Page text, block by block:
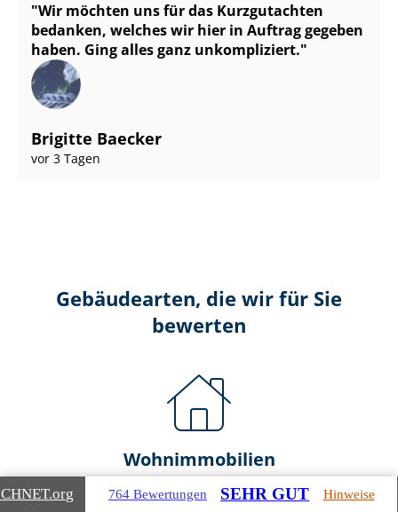
Wir möchten uns für das Kurzgutachten
bedanken, welches wir hier in Auftrag gegeben
haben. Ging alles ganz unkompliziert.
Brigitte Baecker
vor 3 Tagen
Gebäudearten, die wir für Sie
bewerten
Wohnimmobilien
Ein- und Zwei­fa­mi­li­en­häu­ser
.org 764 Bewertungen SEHR GUT Hinweise